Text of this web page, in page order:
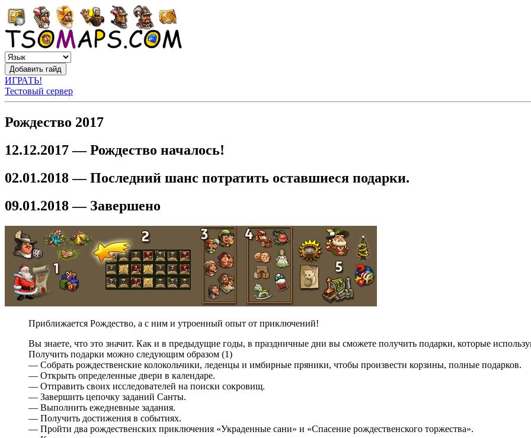
ИГРАТЬ!
Тестовый сервер
Рождество 2017
12.12.2017 — Рождество началось!
02.01.2018 — Последний шанс потратить оставшиеся подарки.
09.01.2018 — Завершено
Приближается Рождество, а с ним и утроенный опыт от приключений!
Вы знаете, что это значит. Как и в предыдущие годы, в праздничные дни вы сможете получить подарки, которые
Получить подарки можно следующим образом (1)
— Собрать рождественские колокольчики, леденцы и имбирные пряники, чтобы произвести корзины, полные подарков.
— Открыть определенные двери в календаре.
— Отправить своих исследователей на поиски сокровищ.
— Завершить цепочку заданий Санты.
— Выполнить ежедневные задания.
— Получить достижения в событиях.
— Пройти два рождественских приключения «Украденные сани» и «Спасение рождественского торжества».